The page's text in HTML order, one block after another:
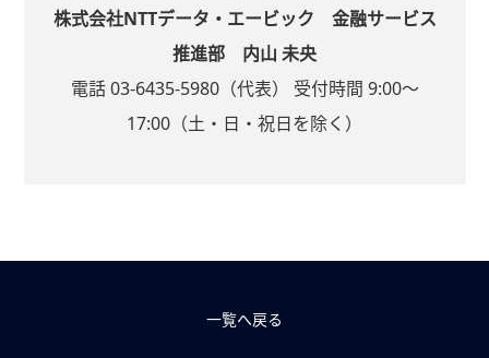
株式会社NTTデータ・エービック 金融サービス
推進部 内山 未央
電話 03-6435-5980（代表） 受付時間 9:00～
17:00（土・日・祝日を除く）
一覧へ戻る